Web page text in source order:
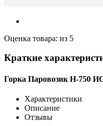
Оценка товара: из 5
Краткие
Горка Паровозик Н-750
Характеристики
Описание
Отзывы